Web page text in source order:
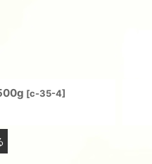
[c-35-4]